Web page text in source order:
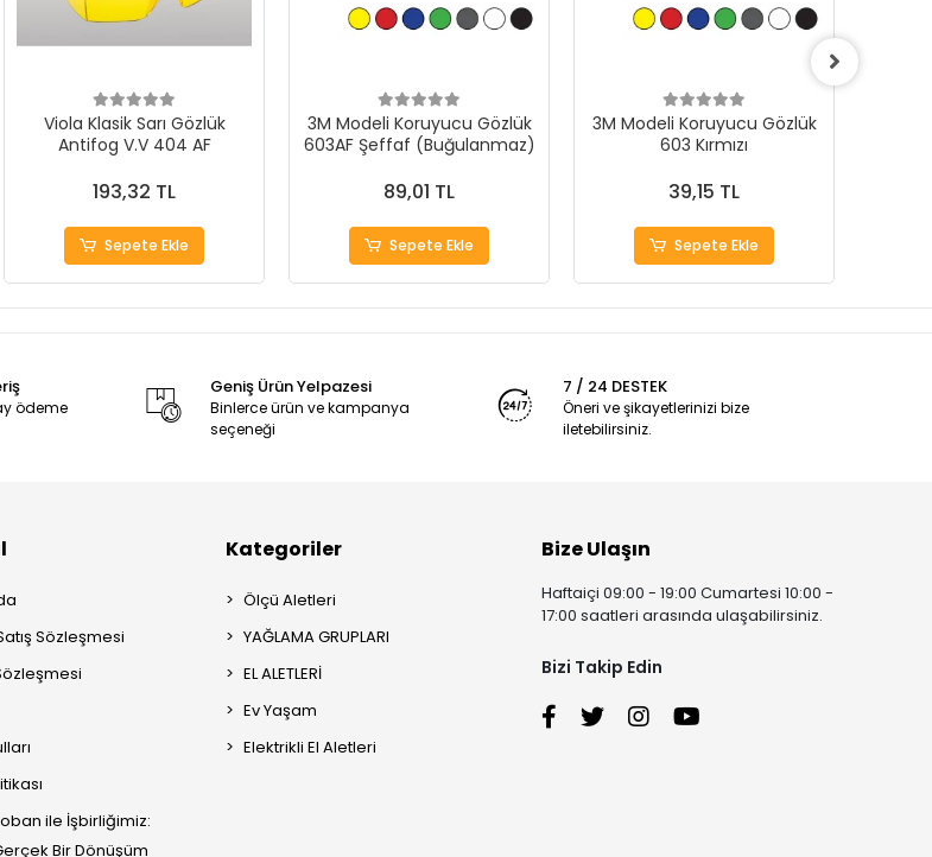
Viola Klasik Sarı Gözlük
Antifog V.V 404 AF
193,32 TL
Sepete Ekle
3M Modeli Koruyucu Gözlük
603AF Şeffaf (Buğulanmaz)
89,01 TL
Sepete Ekle
3M Modeli Koruyucu Gözlük
603 Kırmızı
39,15 TL
Sepete Ekle
ödeme
Geniş Ürün Yelpazesi
Binlerce ürün ve kampanya
seçeneği
7 / 24 DESTEK
Öneri ve şikayetlerinizi bize
iletebilirsiniz.
Sözleşmesi
ile İşbirliğimiz:
Bir Dönüşüm
Kategoriler
Ölçü Aletleri
YAĞLAMA GRUPLARI
EL ALETLERİ
Ev Yaşam
Elektrikli El Aletleri
Bize Ulaşın
Haftaiçi 09:00 - 19:00 Cumartesi 10:00 -
17:00 saatleri arasında ulaşabilirsiniz.
Bizi Takip Edin